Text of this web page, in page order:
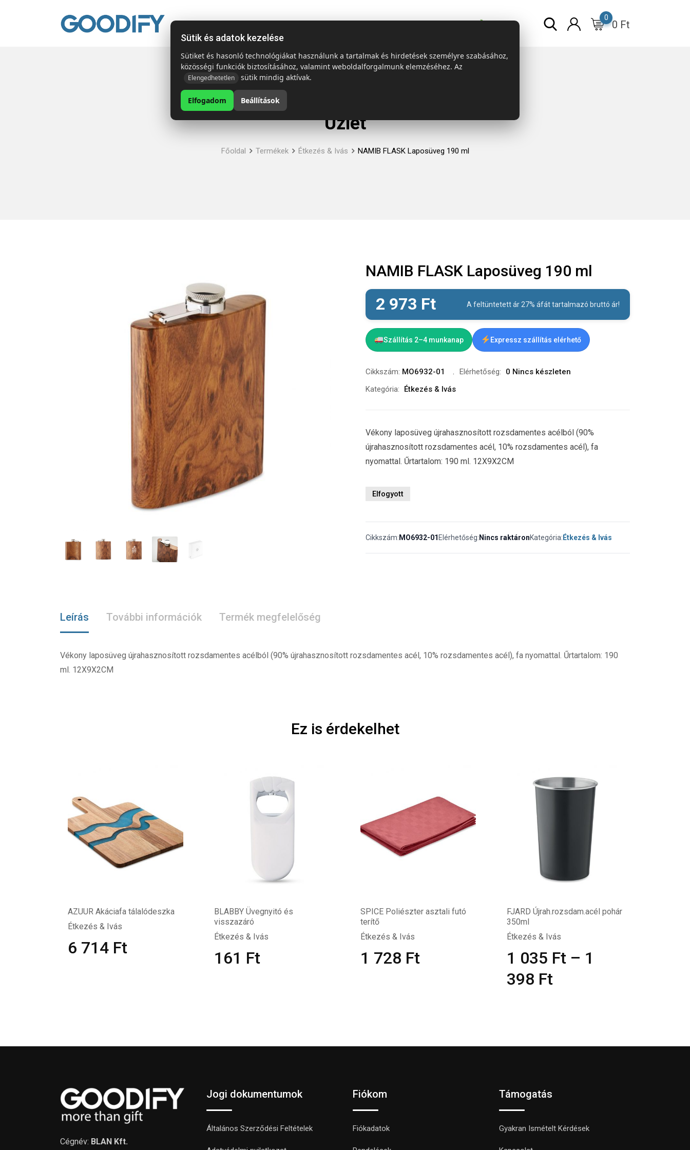
Kezdőlap Termékek Emblémázás és szállítás Tech = Kedvező ár ESG 0 Ft
0
Üzlet
Főoldal Termékek Étkezés & Ivás NAMIB FLASK Laposüveg 190 ml
NAMIB FLASK Laposüveg 190 ml
2 973 Ft A feltüntetett ár 27% áfát tartalmazó bruttó ár!
Szállítás 2–4 munkanap Expressz szállítás elérhető
Cikkszám: MO6932-01 Elérhetőség:
0 Nincs készleten
Kategória:
Étkezés & Ivás
Vékony laposüveg újrahasznosított rozsdamentes acélból (90%
újrahasznosított rozsdamentes acél, 10% rozsdamentes acél), fa
nyomattal. Űrtartalom: 190 ml. 12X9X2CM
Elfogyott
Cikkszám: MO6932-01 Elérhetőség: Nincs raktáronKategória: Étkezés & Ivás
Leírás További információk Termék megfelelőség
Vékony laposüveg újrahasznosított rozsdamentes acélból (90% újrahasznosított rozsdamentes acél, 10% rozsdamentes acél), fa nyomattal. Űrtartalom: 190
ml. 12X9X2CM
Ez is érdekelhet
AZUUR Akáciafa tálalódeszka
Étkezés & Ivás
6 714 Ft
BLABBY Üvegnyitó és
visszazáró
Étkezés & Ivás
161 Ft
SPICE Poliészter asztali futó
terítő
Étkezés & Ivás
1 728 Ft
FJARD Újrah.rozsdam.acél pohár
350ml
Étkezés & Ivás
1 035 Ft – 1
398 Ft
Cégnév: BLAN Kft.
Jogi dokumentumok
Általános Szerződési Feltételek
Fiókom
Fiókadatok
Támogatás
Gyakran Ismételt Kérdések
Sütik és adatok kezelése
Sütiket és hasonló technológiákat használunk a tartalmak és hirdetések személyre szabásához,
közösségi funkciók biztosításához, valamint weboldalforgalmunk elemzéséhez. Az
Elengedhetetlen sütik mindig aktívak.
Elfogadom Beállítások